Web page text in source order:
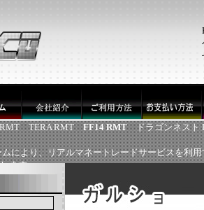
TERA RMT FF14 RMT
ドラゴンネスト
により、リアルマネートレードサービスを利
ます